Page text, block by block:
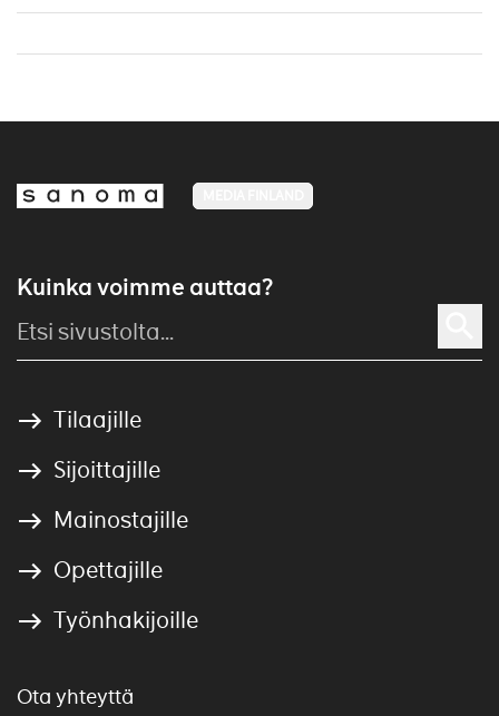
Kuinka voimme auttaa?
Tilaajille
Sijoittajille
Mainostajille
Opettajille
Työnhakijoille
Ota yhteyttä